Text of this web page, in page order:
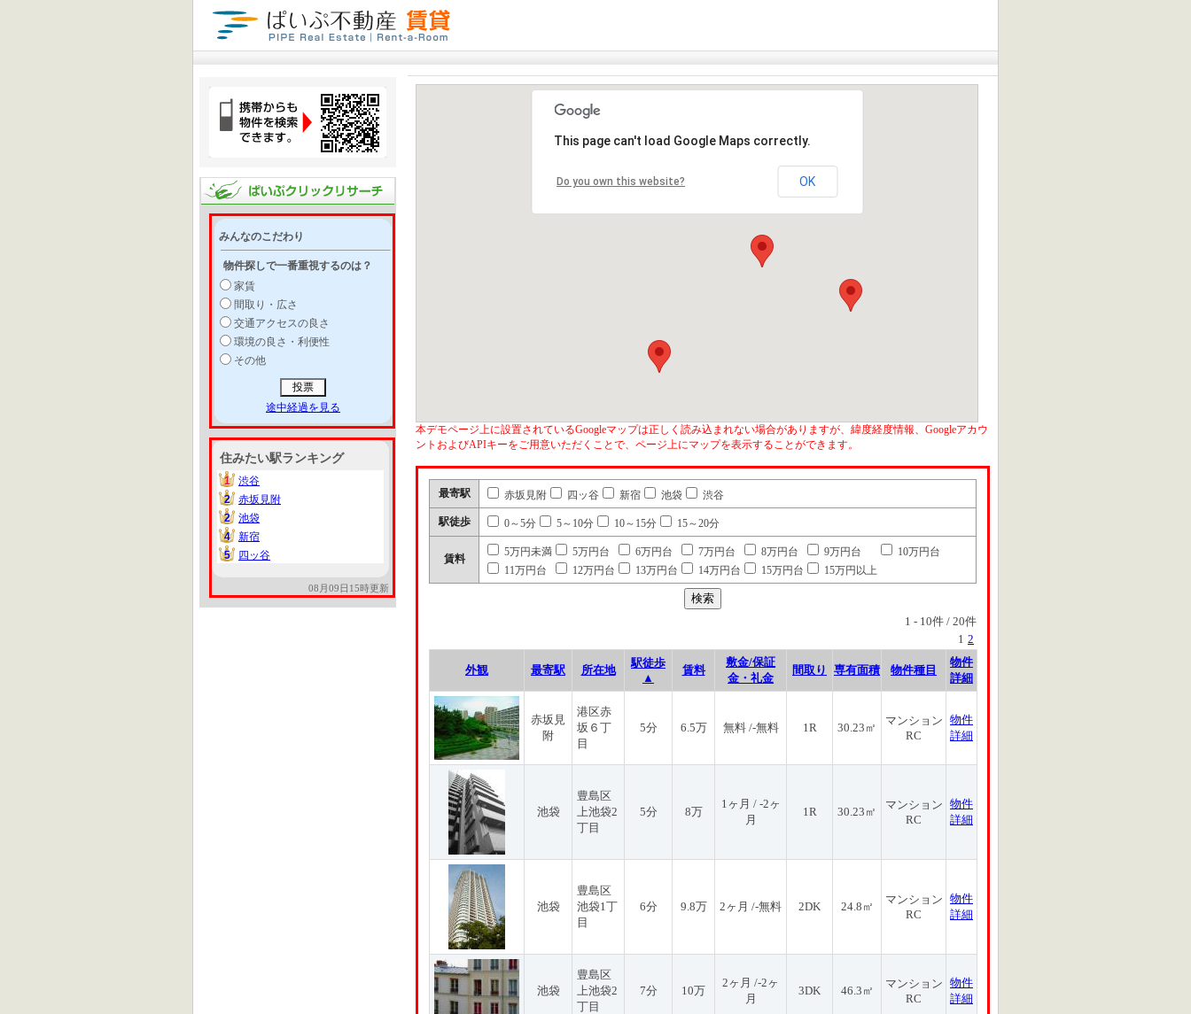
みんなのこだわり
物件探しで一番重視するのは？
家賃
間取り・広さ
交通アクセスの良さ
環境の良さ・利便性
その他
途中経過を見る
住みたい駅ランキング
1
1
渋谷
2
2
赤坂見附
2
2
池袋
4
4
新宿
5
5 四ッ谷
08月09日15時更新
This page can't load Google Maps correctly.
Do you own this website? OK
本デモページ上に設置されているGoogleマップは正しく読み込まれない場合がありますが、緯度経度情報、Googleアカウ
ントおよびAPIキーをご用意いただくことで、ページ上にマップを表示することができます。
最寄駅 赤坂見附 四ッ谷 新宿 池袋 渋谷
駅徒歩 0～5分 5～10分 10～15分 15～20分
賃料
5万円未満 5万円台 6万円台 7万円台 8万円台 9万円台
10万円台
11万円台
12万円台 13万円台 14万円台 15万円台 15万円以上
1 - 10件 / 20件
1 2
外観 最寄駅 所在地
駅徒歩
▲
賃料
敷金/保証
金・礼金
間取り 専有面積 物件種目
物件
詳細
赤坂見
附
港区赤
坂６丁
目
5分 6.5万 無料 /-無料 1R 30.23㎡
マンション
RC
物件
詳細
池袋
豊島区
上池袋2
丁目
5分 8万
1ヶ月 / -2ヶ
月
1R 30.23㎡
マンション
RC
物件
詳細
池袋
豊島区
池袋1丁
目
6分 9.8万 2ヶ月 /-無料 2DK 24.8㎡
マンション
RC
物件
詳細
池袋
豊島区
上池袋2
丁目
7分 10万
2ヶ月 /-2ヶ
月
3DK 46.3㎡
マンション
RC
物件
詳細